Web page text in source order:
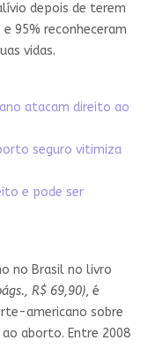
depois de terem
95% reconheceram
vidas.
atacam direito ao
seguro vitimiza
e pode ser
no Brasil no livro
R$ 69,90), é
americano sobre
aborto. Entre 2008